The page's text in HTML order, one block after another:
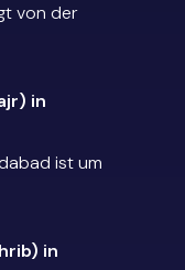
von der
in
ist um
in